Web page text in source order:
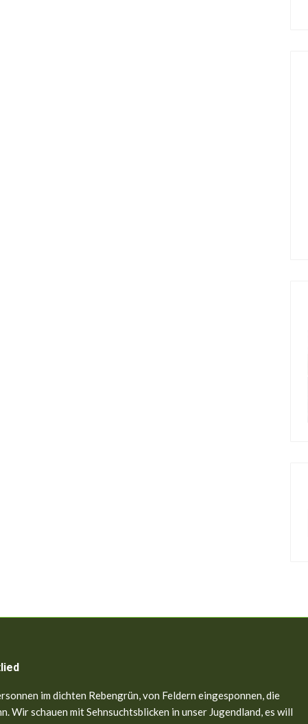
im dichten Rebengrün, von Feldern eingesponnen, die
Wir schauen mit Sehnsuchtsblicken in unser Jugendland, es will